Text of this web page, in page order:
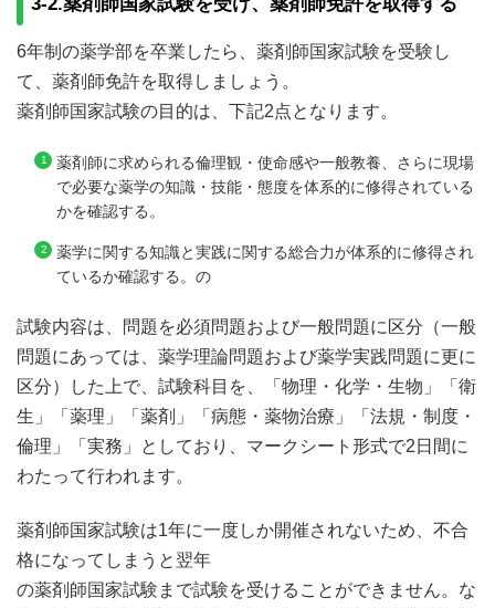
6年制の薬学部を卒業したら、薬剤師国家試験を受験し
て、薬剤師免許を取得しましょう。
薬剤師国家試験の目的は、下記2点となります。
薬剤師に求められる倫理観・使命感や一般教養、さらに現場
で必要な薬学の知識・技能・態度を体系的に修得されている
かを確認する。
薬学に関する知識と実践に関する総合力が体系的に修得され
ているか確認する。の
試験内容は、問題を必須問題および一般問題に区分（一般
問題にあっては、薬学理論問題および薬学実践問題に更に
区分）した上で、試験科目を、「物理・化学・生物」「衛
生」「薬理」「薬剤」「病態・薬物治療」「法規・制度・
倫理」「実務」としており、マークシート形式で2日間に
わたって行われます。
薬剤師国家試験は1年に一度しか開催されないため、不合
格になってしまうと翌年
の薬剤師国家試験まで試験を受けることができません。な